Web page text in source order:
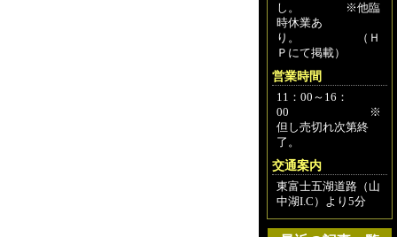
し。 ※他臨
時休業あ
り。 （Ｈ
Ｐにて掲載）
営業時間
11：00～16：
00 ※
但し売切れ次第終
了。
交通案内
東富士五湖道路（山
中湖I.C）より5分